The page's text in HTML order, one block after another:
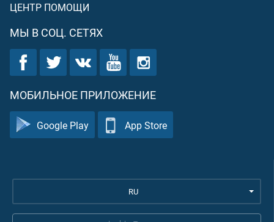
ЦЕНТР ПОМОЩИ
МЫ В СОЦ. СЕТЯХ
МОБИЛЬНОЕ ПРИЛОЖЕНИЕ
Google Play App Store
RU